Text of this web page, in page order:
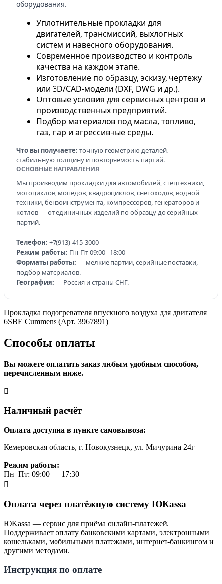
оборудования.
Уплотнительные прокладки для
двигателей, трансмиссий, выхлопных
систем и навесного оборудования.
Современное производство и контроль
качества на каждом этапе.
Изготовление по образцу, эскизу, чертежу
или 3D/CAD-модели (DXF, DWG и др.).
Оптовые условия для сервисных центров и
производственных предприятий.
Подбор материалов под масла, топливо,
газ, пар и агрессивные среды.
Что вы получаете: точную геометрию деталей,
стабильную толщину и повторяемость партий.
ОСНОВНЫЕ НАПРАВЛЕНИЯ
Мы производим прокладки для автомобилей, спецтехники,
мотоциклов, мопедов, квадроциклов, снегоходов, водной
техники, бензоинструмента, компрессоров, генераторов и
котлов — от единичных изделий по образцу до серийных
партий.
Телефон: +7(913)-415-3000
Режим работы: Пн-Пт 09:00 - 18:00
Форматы работы: — мелкие партии, серийные поставки,
подбор материалов.
География: — Россия и страны СНГ.
Прокладка подогревателя впускного воздуха для двигателя
6SBE Cummens (Арт. 3967891)
Способы оплаты
Вы можете оплатить заказ любым удобным способом,
перечисленным ниже.
Наличный расчёт
Оплата доступна в пункте самовывоза:
Кемеровская область, г. Новокузнецк, ул. Мичурина 24г
Режим работы:
Пн–Пт: 09:00 — 17:30
Оплата через платёжную систему ЮKassa
ЮKassa — сервис для приёма онлайн-платежей.
Поддерживает оплату банковскими картами, электронными
кошельками, мобильными платежами, интернет-банкингом и
другими методами.
Инструкция по оплате